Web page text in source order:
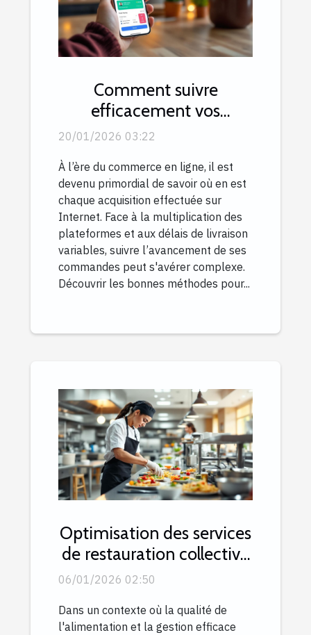
Comment suivre
efficacement vos
commandes en ligne ?
20/01/2026 03:22
À l’ère du commerce en ligne, il est
devenu primordial de savoir où en est
chaque acquisition effectuée sur
Internet. Face à la multiplication des
plateformes et aux délais de livraison
variables, suivre l’avancement de ses
commandes peut s'avérer complexe.
Découvrir les bonnes méthodes pour...
Optimisation des services
de restauration collective
pour le secteur public
06/01/2026 02:50
Dans un contexte où la qualité de
l'alimentation et la gestion efficace